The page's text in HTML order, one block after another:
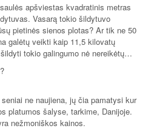
apšviestas kvadratinis metras
Vasarą tokio šildytuvo
pietinės sienos plotas? Ar tik ne 50
galėtų veikti kaip 11,5 kilovatų
tokio galingumo nė nereikėtų…
ne naujiena, jų čia pamatysi kur
platumos šalyse, tarkime, Danijoje.
nežmoniškos kainos.